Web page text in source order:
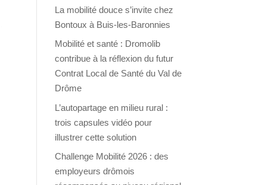
La mobilité douce s’invite chez
Bontoux à Buis-les-Baronnies
Mobilité et santé : Dromolib
contribue à la réflexion du futur
Contrat Local de Santé du Val de
Drôme
L’autopartage en milieu rural :
trois capsules vidéo pour
illustrer cette solution
Challenge Mobilité 2026 : des
employeurs drômois